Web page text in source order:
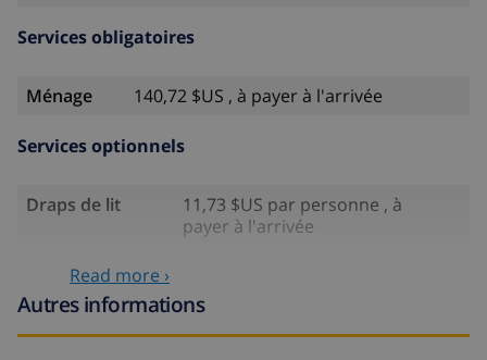
Services obligatoires
Ménage 140,72 $US , à payer à l'arrivée
Services optionnels
Draps de lit
11,73 $US par personne , à
payer à l'arrivée
Serviettes
Read more ›
Autres informations